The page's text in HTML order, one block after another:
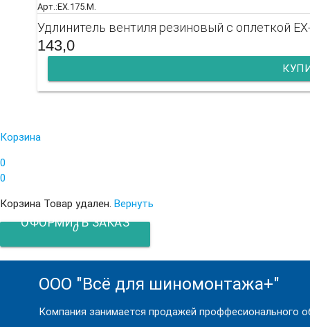
Арт.:EX.175.M.
Удлинитель вентиля резиновый с оплеткой
143,0
Корзина
0
0
Корзина Товар удален. Вернуть
0
ОФОРМИТЬ ЗАКАЗ
ООО "Всё для шиномонтажа+"
Компания занимается продажей проффесионального